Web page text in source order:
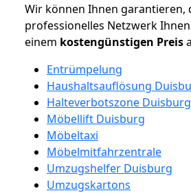
Wir können Ihnen garantieren,
professionelles Netzwerk
einem kostengünstigen Preis
Entrümpelung
Haushaltsauflösung
Halteverbotszone Duisburg
Möbellift Duisburg
Möbeltaxi
Möbelmitfahrzentrale
Umzugshelfer Duisburg
Umzugskartons